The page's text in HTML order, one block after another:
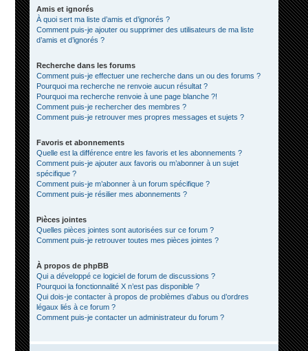
Amis et ignorés
À quoi sert ma liste d’amis et d’ignorés ?
Comment puis-je ajouter ou supprimer des utilisateurs de ma liste
d’amis et d’ignorés ?
Recherche dans les forums
Comment puis-je effectuer une recherche dans un ou des forums ?
Pourquoi ma recherche ne renvoie aucun résultat ?
Pourquoi ma recherche renvoie à une page blanche ?!
Comment puis-je rechercher des membres ?
Comment puis-je retrouver mes propres messages et sujets ?
Favoris et abonnements
Quelle est la différence entre les favoris et les abonnements ?
Comment puis-je ajouter aux favoris ou m’abonner à un sujet
spécifique ?
Comment puis-je m’abonner à un forum spécifique ?
Comment puis-je résilier mes abonnements ?
Pièces jointes
Quelles pièces jointes sont autorisées sur ce forum ?
Comment puis-je retrouver toutes mes pièces jointes ?
À propos de phpBB
Qui a développé ce logiciel de forum de discussions ?
Pourquoi la fonctionnalité X n’est pas disponible ?
Qui dois-je contacter à propos de problèmes d’abus ou d’ordres
légaux liés à ce forum ?
Comment puis-je contacter un administrateur du forum ?